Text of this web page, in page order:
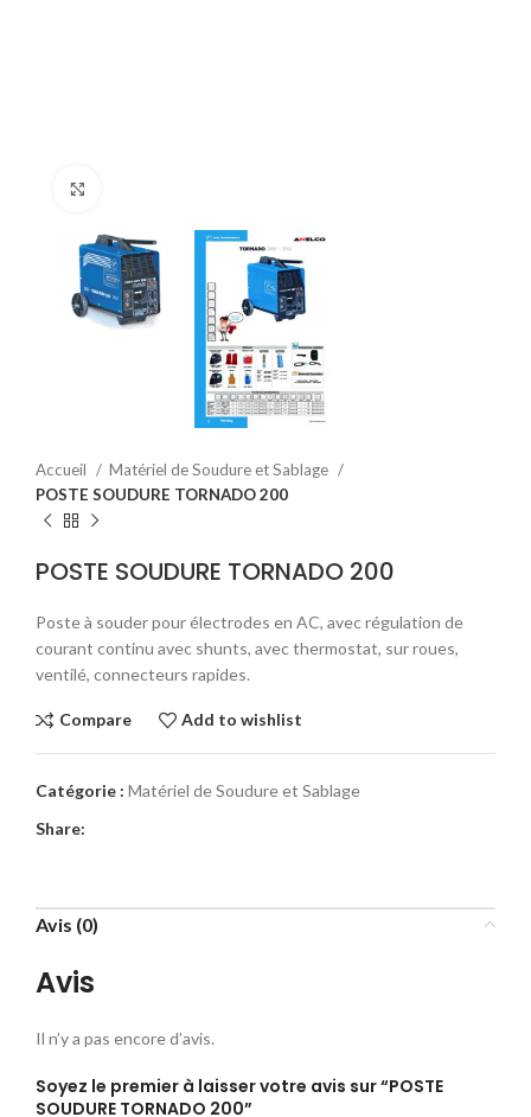
Accueil
Matériel de Soudure et Sablage
POSTE SOUDURE TORNADO 200
POSTE SOUDURE TORNADO 200
Poste à souder pour électrodes en AC, avec régulation de
courant continu avec shunts, avec thermostat, sur roues,
ventilé, connecteurs rapides.
Compare Add to wishlist
Catégorie : Matériel de Soudure et Sablage
Share:
Avis (0)
Avis
Il n’y a pas encore d’avis.
Soyez le premier à laisser votre avis sur “POSTE
SOUDURE TORNADO 200”